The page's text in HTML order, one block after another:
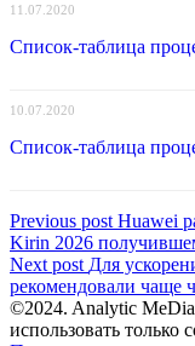
11.07.2020
Список-таблица
10.07.2020
Список-таблица
Навигация
по
записям
Previous post Previous
post:
Huawei
Kirin 2026
Next post Next
post:
Для
рекомендовали чаще
©2024. Analytic
использовать только